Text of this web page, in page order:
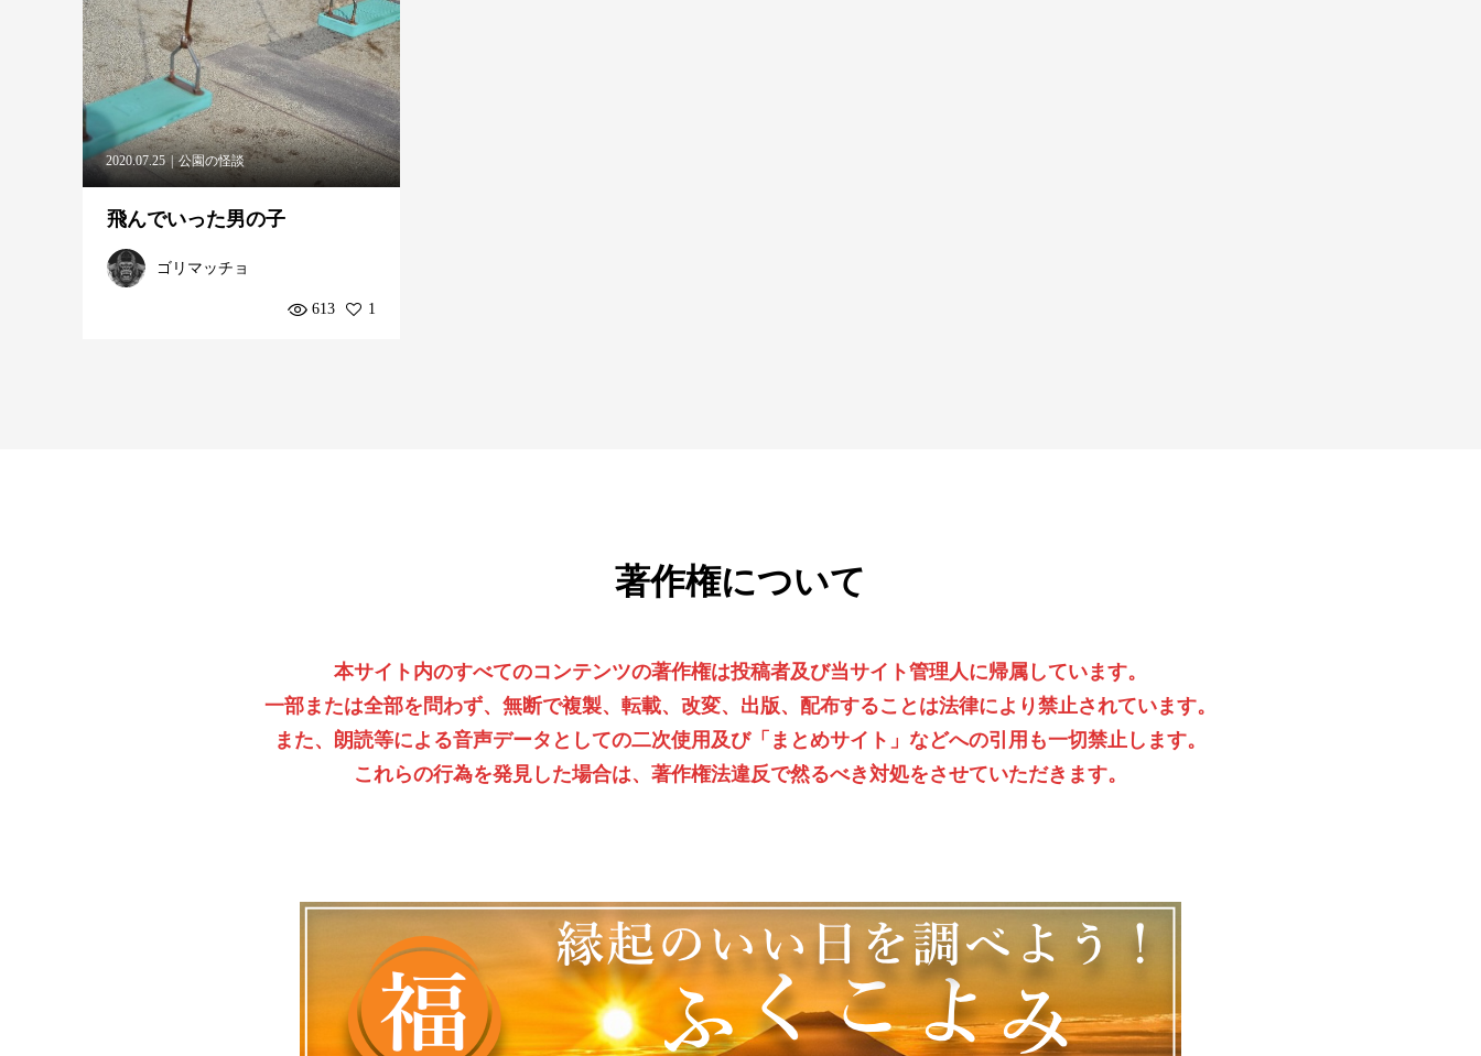
2020.07.25 公園の怪談
飛んでいった男の子
ゴリマッチョ
613 1
著作権について
本サイト内のすべてのコンテンツの著作権は投稿者及び当サイト管理人に帰属しています。
一部または全部を問わず、無断で複製、転載、改変、出版、配布することは法律により禁止されています。
また、朗読等による音声データとしての二次使用及び「まとめサイト」などへの引用も一切禁止します。
これらの行為を発見した場合は、著作権法違反で然るべき対処をさせていただきます。